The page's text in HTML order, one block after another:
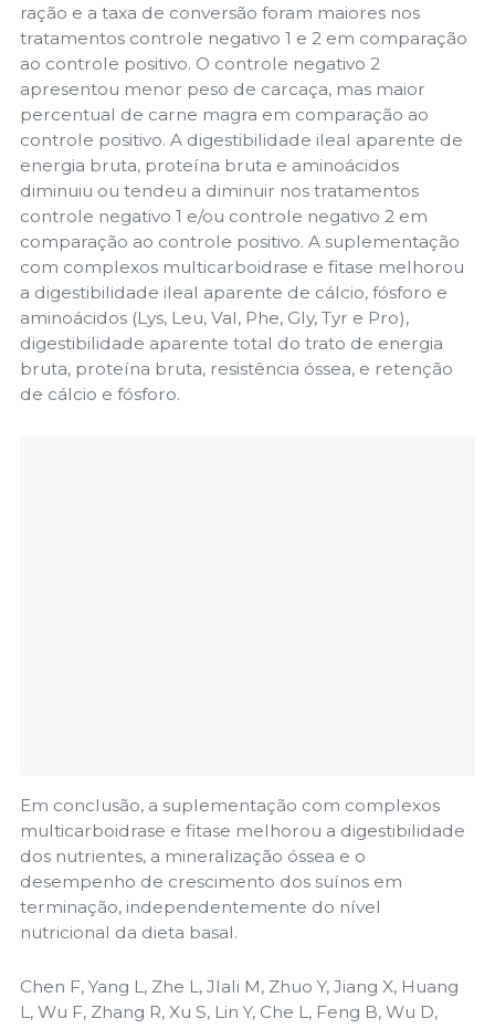
ração e a taxa de conversão foram maiores nos
tratamentos controle negativo 1 e 2 em comparação
ao controle positivo. O controle negativo 2
apresentou menor peso de carcaça, mas maior
percentual de carne magra em comparação ao
controle positivo. A digestibilidade ileal aparente de
energia bruta, proteína bruta e aminoácidos
diminuiu ou tendeu a diminuir nos tratamentos
controle negativo 1 e/ou controle negativo 2 em
comparação ao controle positivo. A suplementação
com complexos multicarboidrase e fitase melhorou
a digestibilidade ileal aparente de cálcio, fósforo e
aminoácidos (Lys, Leu, Val, Phe, Gly, Tyr e Pro),
digestibilidade aparente total do trato de energia
bruta, proteína bruta, resistência óssea, e retenção
de cálcio e fósforo.
Em conclusão, a suplementação com complexos
multicarboidrase e fitase melhorou a digestibilidade
dos nutrientes, a mineralização óssea e o
desempenho de crescimento dos suínos em
terminação, independentemente do nível
nutricional da dieta basal.
Chen F, Yang L, Zhe L, Jlali M, Zhuo Y, Jiang X, Huang
L, Wu F, Zhang R, Xu S, Lin Y, Che L, Feng B, Wu D,